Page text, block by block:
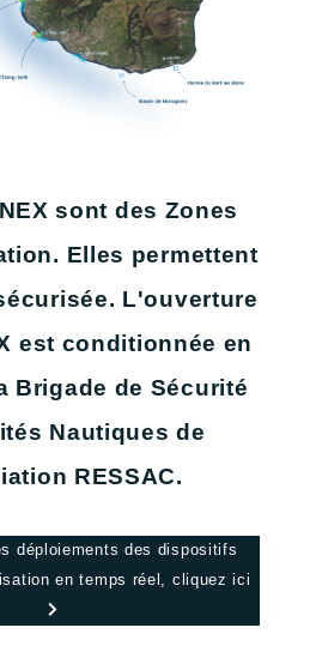
sont des Zones
Elles permettent
L'ouverture
est conditionnée en
Brigade de Sécurité
Nautiques de
RESSAC.
déploiements des dispositifs
en temps réel, cliquez ici